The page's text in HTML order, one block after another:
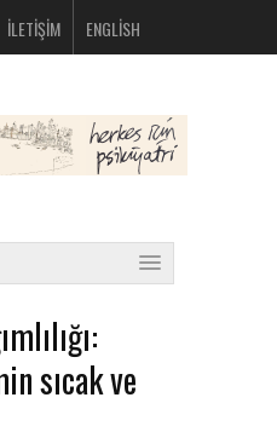
İLETIŞIM ENGLISH
sıcak ve